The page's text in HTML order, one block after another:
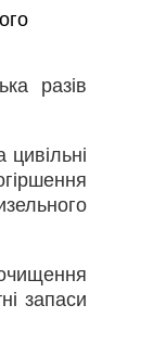
разів
запаси